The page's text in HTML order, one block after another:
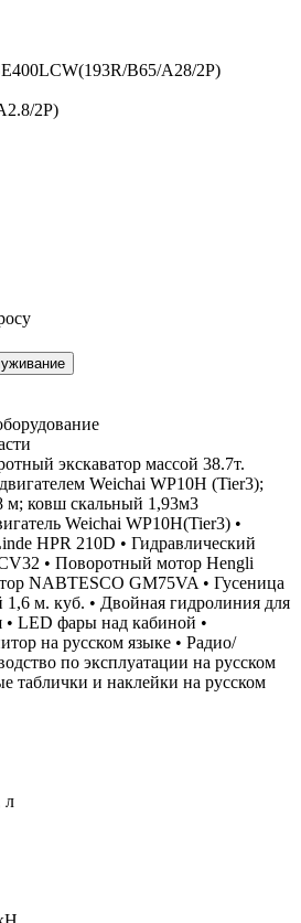
B65/A28/2P)
2P)
экскаватор массой 38.7т.
Weichai WP10H (Tier3);
м; ковш скальный 1,93м3
Weichai WP10H(Tier3) •
HPR 210D • Гидравлический
• Поворотный мотор Hengli
NABTESCO GM75VA • Гусеница
м. куб. • Двойная гидролиния для
• LED фары над кабиной •
на русском языке • Радио/
по эксплуатации на русском
таблички и наклейки на русском
л